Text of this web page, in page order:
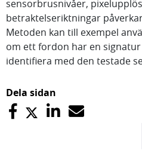
sensorbrusnivåer,
betraktelseriktningar
Metoden kan till exempel
om ett fordon har en
identifiera med den testade
Dela sidan